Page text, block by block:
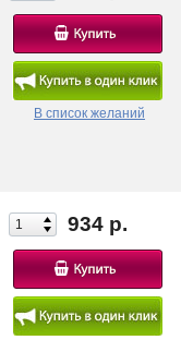
В список желаний
934 р.